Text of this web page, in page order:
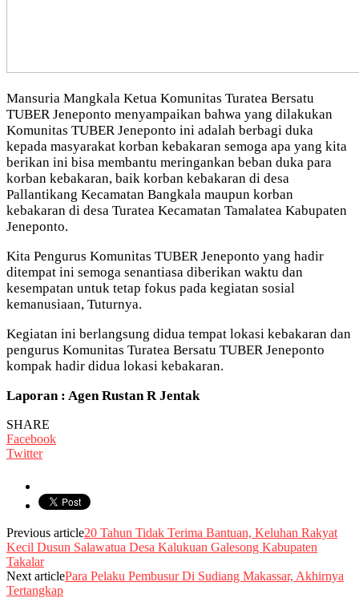
Mansuria Mangkala Ketua Komunitas Turatea Bersatu
TUBER Jeneponto menyampaikan bahwa yang dilakukan
Komunitas TUBER Jeneponto ini adalah berbagi duka
kepada masyarakat korban kebakaran semoga apa yang kita
berikan ini bisa membantu meringankan beban duka para
korban kebakaran, baik korban kebakaran di desa
Pallantikang Kecamatan Bangkala maupun korban
kebakaran di desa Turatea Kecamatan Tamalatea Kabupaten
Jeneponto.
Kita Pengurus Komunitas TUBER Jeneponto yang hadir
ditempat ini semoga senantiasa diberikan waktu dan
kesempatan untuk tetap fokus pada kegiatan sosial
kemanusiaan, Tuturnya.
Kegiatan ini berlangsung didua tempat lokasi kebakaran dan
pengurus Komunitas Turatea Bersatu TUBER Jeneponto
kompak hadir didua lokasi kebakaran.
Laporan : Agen Rustan R Jentak
SHARE
Facebook
Twitter
Previous article20 Tahun Tidak Terima Bantuan, Keluhan Rakyat
Kecil Dusun Salawatua Desa Kalukuan Galesong Kabupaten
Takalar
Next articlePara Pelaku Pembusur Di Sudiang Makassar, Akhirnya
Tertangkap